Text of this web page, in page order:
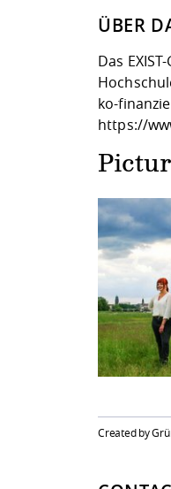
ÜBER
Das
ko-
https://
Created by